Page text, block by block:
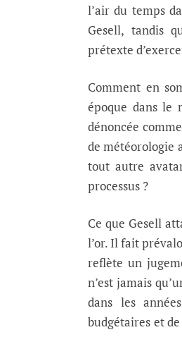
l’air du temps
Gesell, tandis
prétexte
Comment en
époque dans le
dénoncée
de météorologie
tout autre
processus ?
Ce que Gesell
l’or. Il fait
reflète un
n’est jamais
dans les
budgétaires et